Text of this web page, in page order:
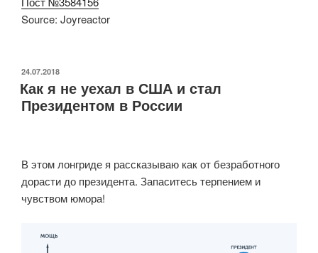
Source: Joyreactor
ОПУБЛИКОВАНО
24.07.2018
Как я не уехал в США и стал
Президентом в России
В этом лонгриде я рассказываю как от безработного
дорасти до президента. Запаситесь терпением и
чувством юмора!